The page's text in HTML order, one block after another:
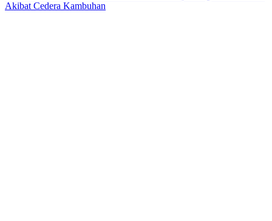
Akibat Cedera Kambuhan